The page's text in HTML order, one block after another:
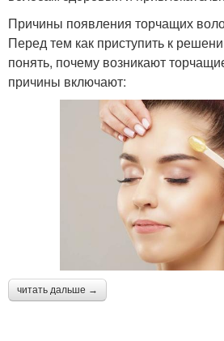
Причины появления торчащих
Перед тем как приступить к
понять, почему возникают
причины включают:
читать дальше →